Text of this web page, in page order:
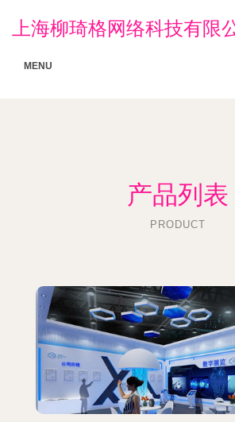
上海柳琦格网络科技有限
MENU
产品列表
PRODUCT